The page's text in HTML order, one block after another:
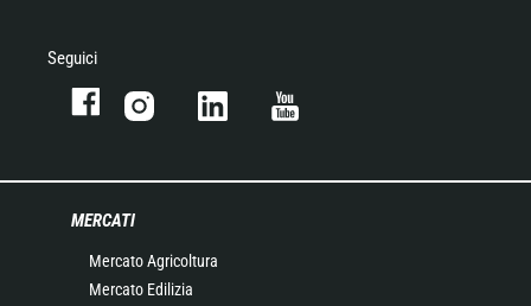
Seguici
MERCATI
Mercato Agricoltura
Mercato Edilizia